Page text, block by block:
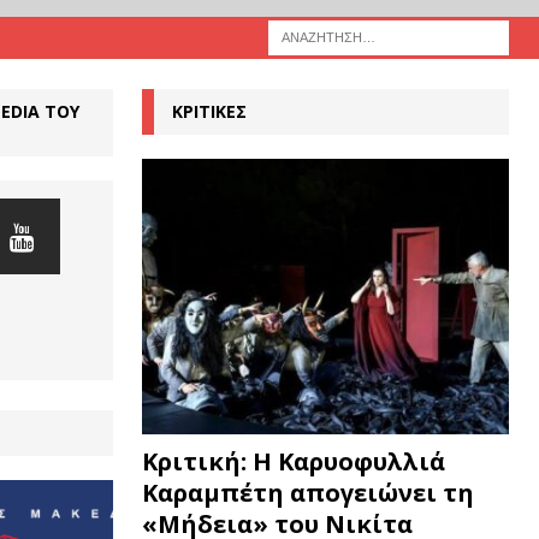
ΤΟΥ
ΚΡΙΤΙΚΕΣ
Κριτική: Η Καρυοφυλλιά
Καραμπέτη απογειώνει τη
«Μήδεια» του Νικίτα